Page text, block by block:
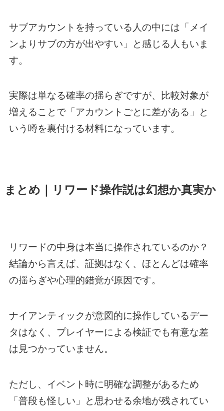
サブアカウントを持っている人の中には「メイ
ンよりサブの方が出やすい」と感じる人もいま
す。
実際は単なる確率の揺らぎですが、比較対象が
増えることで「アカウントごとに差がある」と
いう噂を裏付ける材料になっています。
まとめ｜リワード操作説は幻想か真実か
リワードの中身は本当に操作されているのか？
結論から言えば、証拠はなく、ほとんどは確率
の揺らぎや心理的錯覚が原因です。
ナイアンティックが意図的に操作しているデー
タはなく、プレイヤーによる検証でも有意な差
は見つかっていません。
ただし、イベント時に明確な調整があるため
「普段も怪しい」と思わせる余地が残されてい